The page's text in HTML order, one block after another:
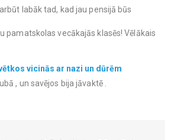
labāk tad, kad jau pensijā būs
pamatskolas vecākajās klasēs! Vēlākais
vicinās ar nazi un dūrēm
, un savējos bija jāvaktē .